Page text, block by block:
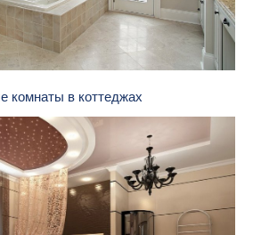
комнаты в коттеджах